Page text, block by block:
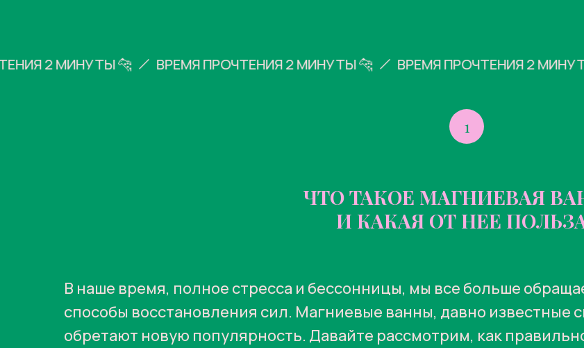
2 МИНУТЫ 🐆 ВРЕМЯ ПРОЧТЕНИЯ 2 МИНУТЫ 🐆 ВРЕМЯ ПРОЧТЕНИЯ 2 МИНУТЫ
1
ЧТО ТАКОЕ МАГНИЕВАЯ
И КАКАЯ ОТ НЕЕ
В наше время, полное стресса и бессонницы, мы все больше
способы восстановления сил. Магниевые ванны, давно известные
обретают новую популярность. Давайте рассмотрим, как